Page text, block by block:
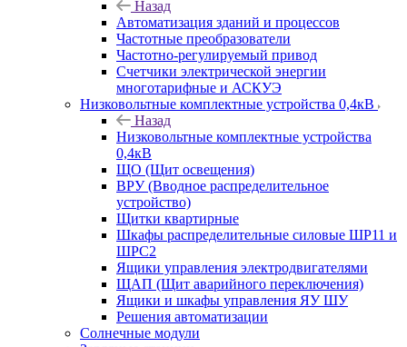
Назад
Автоматизация зданий и процессов
Частотные преобразователи
Частотно-регулируемый привод
Счетчики электрической энергии
многотарифные и АСКУЭ
Низковольтные комплектные устройства 0,4кВ
Назад
Низковольтные комплектные устройства
0,4кВ
ЩО (Щит освещения)
ВРУ (Вводное распределительное
устройство)
Щитки квартирные
Шкафы распределительные силовые ШР11 и
ШРС2
Ящики управления электродвигателями
ЩАП (Щит аварийного переключения)
Ящики и шкафы управления ЯУ ШУ
Решения автоматизации
Солнечные модули